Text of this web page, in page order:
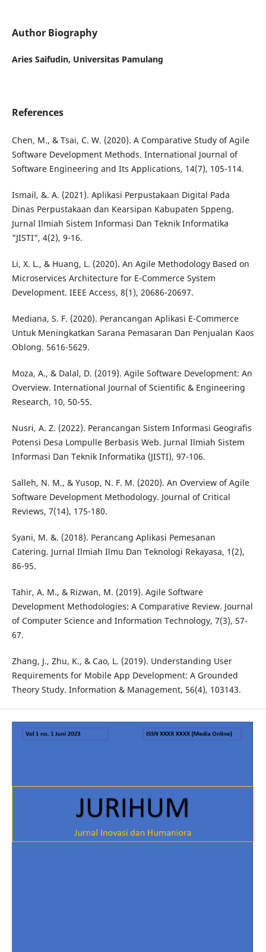
Author Biography
Aries Saifudin, Universitas Pamulang
References
Chen, M., & Tsai, C. W. (2020). A Comparative Study of Agile
Software Development Methods. International Journal of
Software Engineering and Its Applications, 14(7), 105-114.
Ismail, &. A. (2021). Aplikasi Perpustakaan Digital Pada
Dinas Perpustakaan dan Kearsipan Kabupaten Sppeng.
Jurnal Ilmiah Sistem Informasi Dan Teknik Informatika
"JISTI", 4(2), 9-16.
Li, X. L., & Huang, L. (2020). An Agile Methodology Based on
Microservices Architecture for E-Commerce System
Development. IEEE Access, 8(1), 20686-20697.
Mediana, S. F. (2020). Perancangan Aplikasi E-Commerce
Untuk Meningkatkan Sarana Pemasaran Dan Penjualan Kaos
Oblong. 5616-5629.
Moza, A., & Dalal, D. (2019). Agile Software Development: An
Overview. International Journal of Scientific & Engineering
Research, 10, 50-55.
Nusri, A. Z. (2022). Perancangan Sistem Informasi Geografis
Potensi Desa Lompulle Berbasis Web. Jurnal Ilmiah Sistem
Informasi Dan Teknik Informatika (JISTI), 97-106.
Salleh, N. M., & Yusop, N. F. M. (2020). An Overview of Agile
Software Development Methodology. Journal of Critical
Reviews, 7(14), 175-180.
Syani, M. &. (2018). Perancang Aplikasi Pemesanan
Catering. Jurnal Ilmiah Ilmu Dan Teknologi Rekayasa, 1(2),
86-95.
Tahir, A. M., & Rizwan, M. (2019). Agile Software
Development Methodologies: A Comparative Review. Journal
of Computer Science and Information Technology, 7(3), 57-
67.
Zhang, J., Zhu, K., & Cao, L. (2019). Understanding User
Requirements for Mobile App Development: A Grounded
Theory Study. Information & Management, 56(4), 103143.